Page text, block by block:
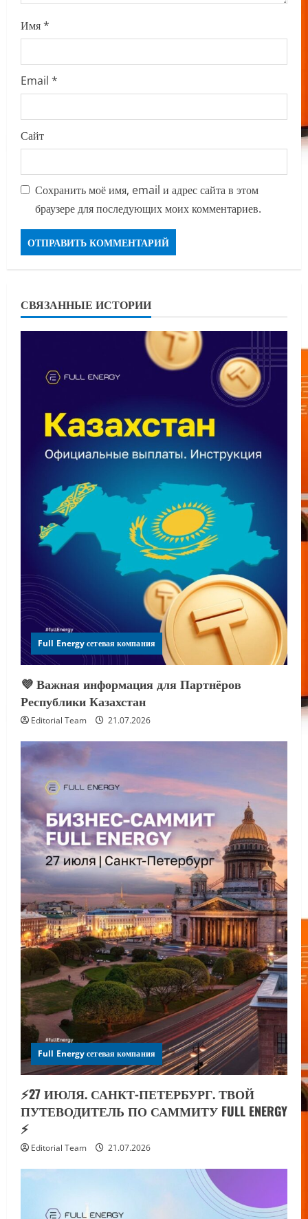
Имя*
Email *
Сайт
Сохранить моё имя, email и адрес сайта в этом
браузере для последующих моих комментариев.
СВЯЗАННЫЕ ИСТОРИИ
Full Energy сетевая компания
💜 Важная информация для Партнёров
Республики Казахстан
Editorial Team 21.07.2026
Full Energy сетевая компания
⚡️27 ИЮЛЯ. САНКТ-ПЕТЕРБУРГ. ТВОЙ
ПУТЕВОДИТЕЛЬ ПО САММИТУ FULL ENERGY
⚡️
Editorial Team 21.07.2026